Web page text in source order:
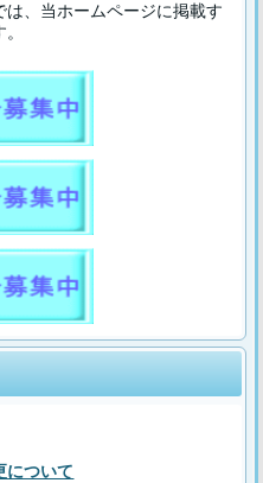
、当ホームページに掲載す
について